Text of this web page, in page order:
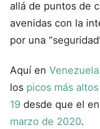
allá de puntos de
avenidas con la
por una
Aquí en Venezuela
los picos más
19 desde que el
marzo de 2020.